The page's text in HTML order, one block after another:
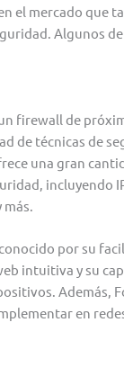
el mercado que
Algunos de
firewall de
de técnicas de
una gran
incluyendo
por su
intuitiva y su
Además,
en